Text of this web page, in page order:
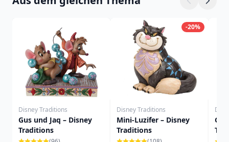
Disney Traditions
Gus und Jaq – Disney
Traditions
-20%
Disney Traditions
Mini-Luzifer – Disney
Traditions